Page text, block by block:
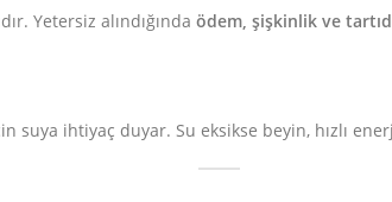
Yetersiz alındığında ödem, şişkinlik ve
suya ihtiyaç duyar. Su eksikse beyin, hızlı